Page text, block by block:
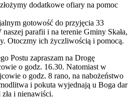
dodatkowe ofiary na pomoc
gotowość do przyjęcia 33
parafii i na terenie Gminy Skała,
Otoczmy ich życzliwością i pomocą.
Postu zapraszam na Drogę
o godz. 16.30. Natomiast w
o godz. 8 rano, na nabożeństwo
i pokuta wyjednają u Boga dar
i nienawiści.